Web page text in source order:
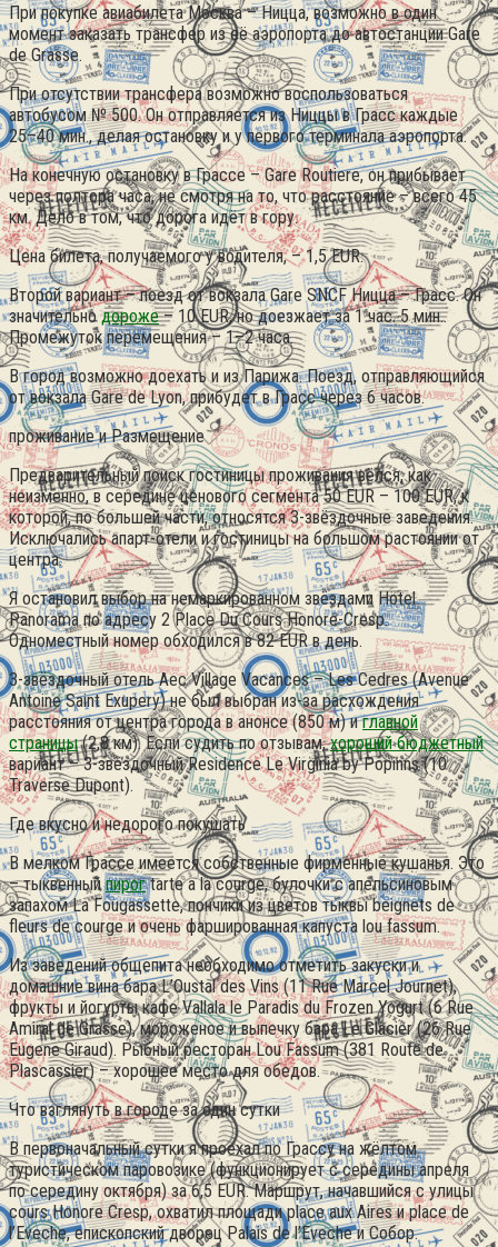
При покупке авиабилета Москва – Ницца, возможно в один
момент заказать трансфер из её аэропорта до автостанции Gare
de Grasse.
При отсутствии трансфера возможно воспользоваться
автобусом № 500. Он отправляется из Ниццы в Грасс каждые
25–40 мин., делая остановку и у первого терминала аэропорта.
На конечную остановку в Грассе – Gare Routiere, он прибывает
через полтора часа, не смотря на то, что расстояние – всего 45
км. Дело в том, что дорога идёт в гору.
Цена билета, получаемого у водителя, – 1,5 EUR.
Второй вариант – поезд от вокзала Gare SNCF Ницца – Грасс. Он
значительнодороже– 10 EUR, но доезжает за 1 час. 5 мин..
Промежуток перемещения – 1–2 часа.
В город возможно доехать и из Парижа. Поезд, отправляющийся
от вокзала Gare de Lyon, прибудет в Грасс через 6 часов.
проживание и Размещение
Предварительный поиск гостиницы проживания вёлся, как
неизменно, в середине ценового сегмента 50 EUR – 100 EUR, к
которой, по большей части, относятся 3-звёздочные заведения.
Исключались апарт-отели и гостиницы на большом растоянии от
центра.
Я остановил выбор на немаркированном звёздами Hotel
Panorama по адресу 2 Place Du Cours Honore-Cresp.
Одноместный номер обходился в 82 EUR в день.
3-звёздочный отель Aec Village Vacances – Les Cedres (Avenue
Antoine Saint Exupery) не был выбран из-за расхождения
расстояния от центра города в анонсе (850 м) иглавной
страницы(2,8 км). Если судить по отзывам,хороший бюджетный
вариант – 3-звёздочный Residence Le Virginia by Popinns (10
Traverse Dupont).
Где вкусно и недорого покушать
В мелком Грассе имеется собственные фирменные кушанья. Это
– тыквенныйпирогtarte a la courge, булочки с апельсиновым
запахом La Fougassette, пончики из цветов тыквы beignets de
fleurs de courge и очень фаршированная капуста lou fassum.
Из заведений общепита необходимо отметить закуски и
домашние вина бара L’Oustal des Vins (11 Rue Marcel Journet),
фрукты и йогурты кафе Vallala le Paradis du Frozen Yogurt (6 Rue
Amiral de Grasse), мороженое и выпечку бара Le Glacier (26 Rue
Eugene Giraud). Рыбный ресторан Lou Fassum (381 Route de
Plascassier) – хорошее место для обедов.
Что взглянуть в городе за один сутки
В первоначальный сутки я проехал по Грассу на жёлтом
туристическом паровозике (функционирует с середины апреля
по середину октября) за 6,5 EUR. Маршрут, начавшийся с улицы
cours Honore Cresp, охватил площади place aux Aires и place de
l’Eveche, епископский дворец Palais de l’Eveche и Собор.